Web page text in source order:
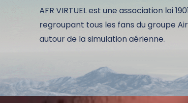
AFR VIRTUEL est une association loi
regroupant tous les fans du groupe
autour de la simulation aérienne.